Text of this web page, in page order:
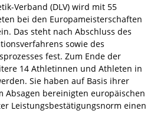
Verband (DLV) wird mit 55
bei den Europameisterschaften
Das steht nach Abschluss des
sowie des
fest. Zum Ende der
14 Athletinnen und Athleten in
Sie haben auf Basis ihrer
Absagen bereinigten europäischen
Leistungsbestätigungsnorm einen